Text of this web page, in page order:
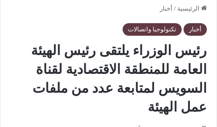
الرئيسية / أخبار
أخبار تكنولوجيا واتصالات
رئيس الوزراء يلتقى رئيس الهيئة
العامة للمنطقة الاقتصادية لقناة
السويس لمتابعة عدد من ملفات
عمل الهيئة